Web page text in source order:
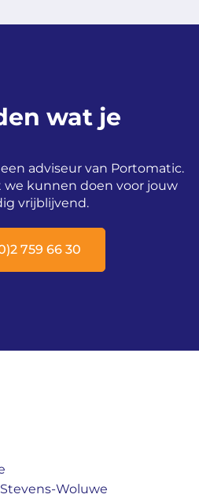
wat je
adviseur van Portomatic.
we kunnen doen voor jouw
vrijblijvend.
759 66 30
Stevens-Woluwe